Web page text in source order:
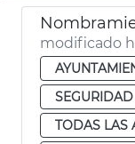
modificado
TODAS LAS